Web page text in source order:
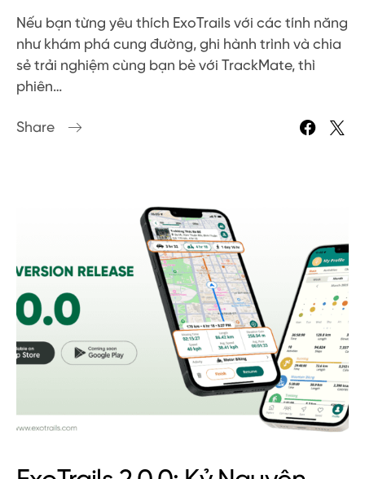
Nếu bạn từng yêu thích ExoTrails với các tính năng
như khám phá cung đường, ghi hành trình và chia
sẻ trải nghiệm cùng bạn bè với TrackMate, thì
phiên…
Share